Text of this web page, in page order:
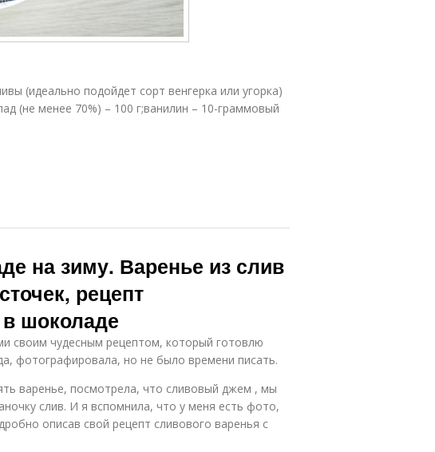
(идеально подойдет сорт венгерка или угорка)
(не менее 70%) – 100 г;ванилин – 10-граммовый
на зиму. Варенье из слив
рецепт
шоколаде
своим чудесным рецептом, который готовлю
фотографировала, но не было времени писать.
варенье, посмотрела, что сливовый джем , мы
слив. И я вспомнила, что у меня есть фото,
описав свой рецепт сливового варенья с